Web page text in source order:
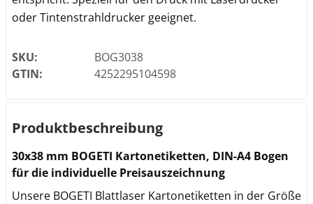
oder Tintenstrahldrucker geeignet.
SKU:
BOG3038
GTIN:
4252295104598
Produktbeschreibung
30x38 mm BOGETI Kartonetiketten, DIN-A4 Bogen
für die individuelle Preisauszeichnung
Unsere BOGETI Blattlaser Kartonetiketten in der Größe